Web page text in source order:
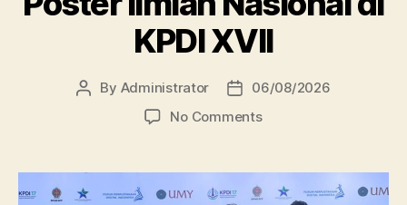
KPDI XVII
Post
By Administrator
Post06/08/2026
No Commentson
Raih
Juara